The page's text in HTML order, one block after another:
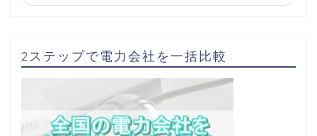
2ステップで電力会社を一括比較